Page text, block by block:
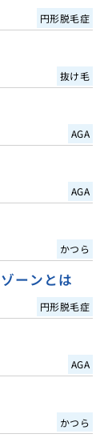
円形脱毛症
抜け毛
AGA
AGA
かつら
ーンとは
円形脱毛症
AGA
かつら